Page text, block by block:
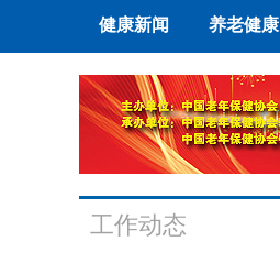
健康新闻 养老健康
工作动态